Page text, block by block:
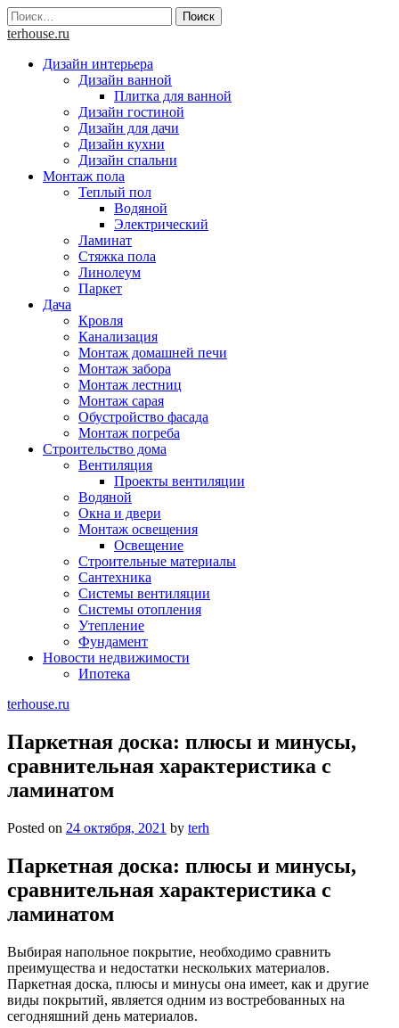
Skip
to
Найти:
terhouse.ru
Дизайн интерьера
Дизайн ванной
Плитка для ванной
Дизайн гостиной
Дизайн для дачи
Дизайн кухни
Дизайн спальни
Монтаж пола
Теплый пол
Водяной
Электрический
Ламинат
Стяжка пола
Линолеум
Паркет
Дача
Кровля
Канализация
Монтаж домашней печи
Монтаж забора
Монтаж лестниц
Монтаж сарая
Обустройство фасада
Монтаж погреба
Строительство дома
Вентиляция
Проекты вентиляции
Водяной
Окна и двери
Монтаж освещения
Освещение
Строительные материалы
Сантехника
Системы вентиляции
Системы отопления
Утепление
Фундамент
Новости недвижимости
Ипотека
terhouse.ru
Паркетная доска: плюсы и минусы,
сравнительная характеристика с
ламинатом
Posted on 24 октября, 2021 by terh
Паркетная доска: плюсы и минусы,
сравнительная характеристика с
ламинатом
Выбирая напольное покрытие, необходимо сравнить
преимущества и недостатки нескольких материалов.
Паркетная доска, плюсы и минусы она имеет, как и другие
виды покрытий, является одним из востребованных на
сегодняшний день материалов.